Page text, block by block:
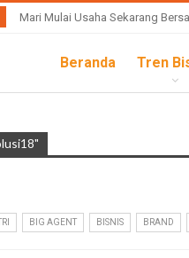
Mari Mulai Usaha Sekarang
Beranda Tren
BIG AGENT BISNIS BRAND